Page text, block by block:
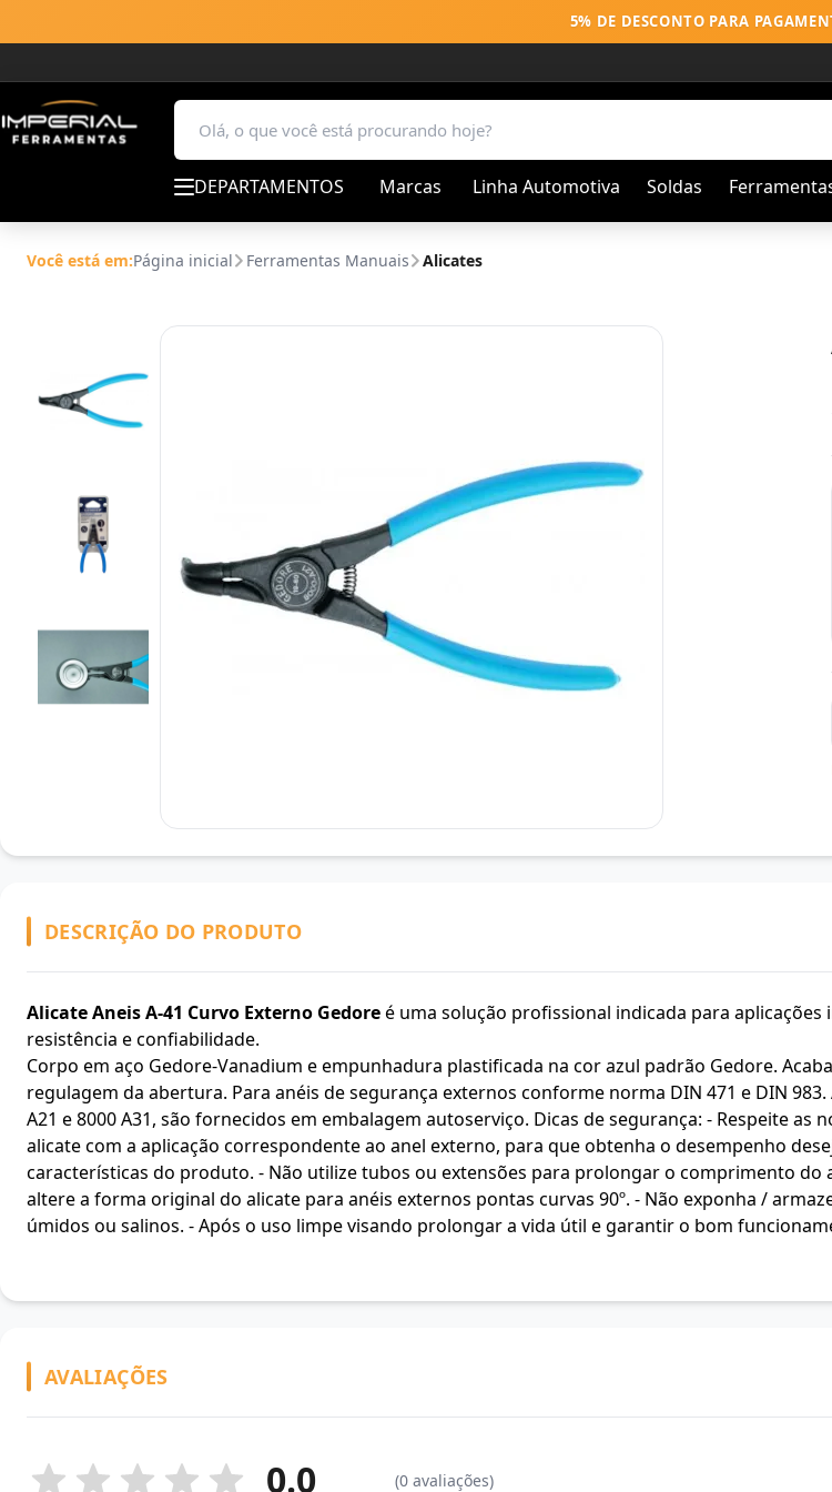
5% DE DESCONTO PARA
DEPARTAMENTOS Marcas Linha Automotiva Soldas
Você está em:Página inicial Ferramentas Manuais Alicates
DESCRIÇÃO DO PRODUTO
Alicate Aneis A-41 Curvo Externo Gedoreé uma solução profissional indicada para
resistência e confiabilidade.
Corpo em aço Gedore-Vanadium e empunhadura plastificada na cor azul padrão Gedore.
regulagem da abertura. Para anéis de segurança externos conforme norma DIN 471 e DIN
A21 e 8000 A31, são fornecidos em embalagem autoserviço. Dicas de segurança: - Respeite
alicate com a aplicação correspondente ao anel externo, para que obtenha o desempenho
características do produto. - Não utilize tubos ou extensões para prolongar o comprimento do
altere a forma original do alicate para anéis externos pontas curvas 90º. - Não exponha /
úmidos ou salinos. - Após o uso limpe visando prolongar a vida útil e garantir o bom
AVALIAÇÕES
0.0 (0 avaliações)